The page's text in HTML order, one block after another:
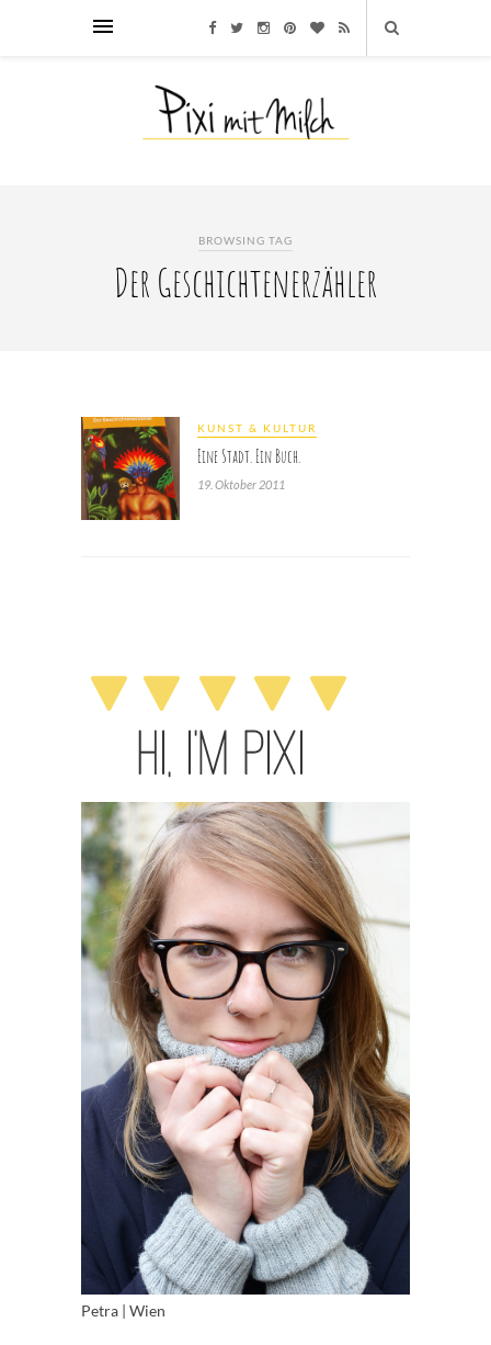
BROWSING TAG
Der Geschichtenerzähler
KUNST & KULTUR
Eine Stadt. Ein Buch.
19. Oktober 2011
Petra | Wien